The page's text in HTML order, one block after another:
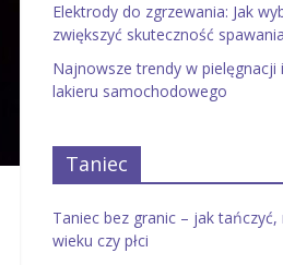
Elektrody do zgrzewania: Jak
zwiększyć skuteczność spawania
Najnowsze trendy w pielęgnacji
lakieru samochodowego
Taniec
Taniec bez granic – jak tańczyć,
wieku czy płci